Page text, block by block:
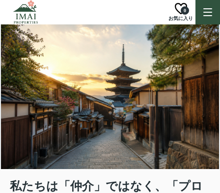
お気に入り
0
私たちは「仲介」ではなく、「プロ